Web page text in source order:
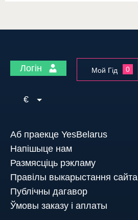
Логін Мой Гід 0
€
Аб праекце YesBelarus
Напішыце нам
Размясціць рэкламу
Правілы выкарыстання сайта
Публічны дагавор
Ўмовы заказу і аплаты